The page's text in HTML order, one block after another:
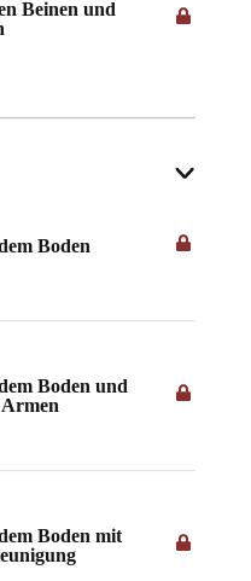
Beinen und
Boden
Boden und
Boden mit